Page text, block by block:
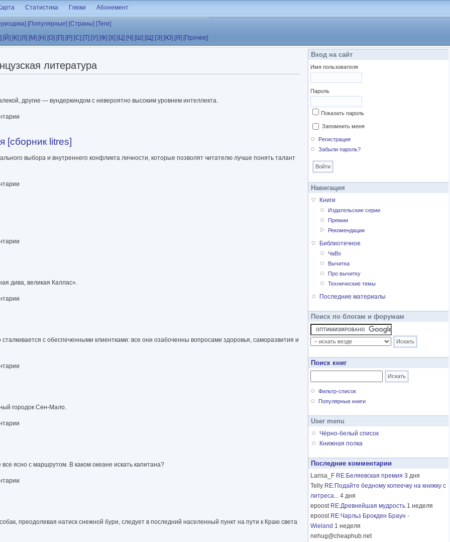
Статистика Глюки Абонемент
[Популярные] [Страны] [Теги]
[Й] [К] [Л] [М] [Н] [О] [П] [Р] [С] [Т] [У] [Ф] [Х] [Ц] [Ч] [Ш] [Щ] [Э] [Ю] [Я] [Прочее]
литература
другие — вундеркиндом с невероятно высоким уровнем интеллекта.
[сборник litres]
выбора и внутреннего конфликта личности, которые позволят читателю лучше понять талант
дива, великая Каллас».
с обеспеченными клиентками: все они озабоченны вопросами здоровья, саморазвития и
городок Сен-Мало.
ясно с маршрутом. В каком океане искать капитана?
преодолевая натиск снежной бури, следует в последний населенный пункт на пути к Краю света
Вход на сайт
Имя пользователя
Пароль
Показать пароль
Запомнить меня
Регистрация
Забыли пароль?
Навигация
Книги
Издательские серии
Премии
Рекомендации
Библиотечное
ЧаВо
Вычитка
Про вычитку
Технические темы
Последние материалы
Поиск по блогам и форумам
Поиск книг
Фильтр-список
Популярные книги
User menu
Чёрно-белый список
Книжная полка
Последние комментарии
Larisa_F RE:Беляевская премия 3 дня
Telly RE:Подайте бедному копеечку на книжку с
литреса... 4 дня
epoost RE:Древнейшая мудрость 1 неделя
epoost RE:Чарльз Брокден Браун -
Wieland 1 неделя
nehug@cheaphub.net